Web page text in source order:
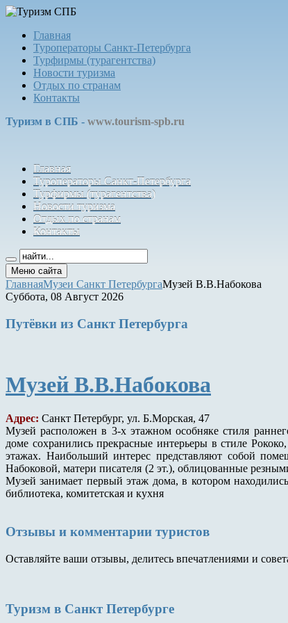
Главная
Туроператоры Санкт-Петербурга
Турфирмы (турагентства)
Новости туризма
Отдых по странам
Контакты
Туризм в СПБ - www.tourism-spb.ru
Главная
Туроператоры Санкт-Петербурга
Турфирмы (турагентства)
Новости туризма
Отдых по странам
Контакты
Меню сайта
ГлавнаяМузеи Санкт ПетербургаМузей В.В.Набокова
Суббота, 08 Август 2026
Путёвки из Санкт Петербурга
Музей В.В.Набокова
Адрес: Санкт Петербург, ул. Б.Морская, 47
Музей расположен в 3-х этажном особняке стиля
доме сохранились прекрасные интерьеры в стиле
этажах. Наибольший интерес представляют собой
Набоковой, матери писателя (2 эт.), облицованные
Музей занимает первый этаж дома, в котором
библиотека, комитетская и кухня
Отзывы и комментарии туристов
Оставляйте ваши отзывы, делитесь впечатлениями и
Туризм в Санкт Петербурге